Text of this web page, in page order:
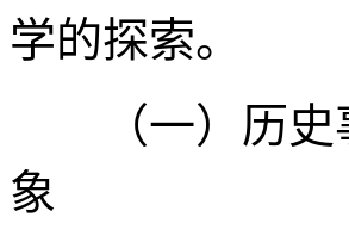
学的探索。
（一）历史事
象